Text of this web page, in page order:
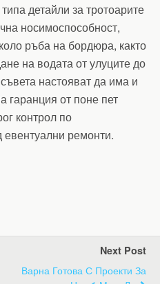
детайли за тротоарите
носимоспособност,
ръба на бордюра, както
на водата от улуците до
настояват да има и
гаранция от поне пет
контрол по
евентуални ремонти.
Next Post
Варна Готова С Проекти За